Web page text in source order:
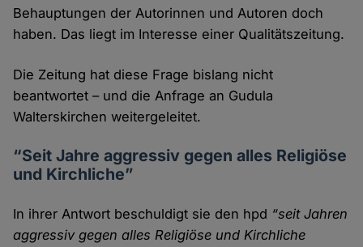
Behauptungen der Autorinnen und Autoren doch
haben. Das liegt im Interesse einer Qualitäts­zeitung.
Die Zeitung hat diese Frage bislang nicht
beantwortet – und die Anfrage an Gudula
Walterskirchen weitergeleitet.
“Seit Jahre aggressiv gegen alles Religiöse
und Kirchliche”
In ihrer Antwort beschuldigt sie den hpd “seit Jahren
aggressiv gegen alles Religiöse und Kirchliche